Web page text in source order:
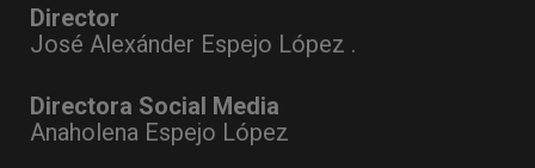
Director
José Alexánder Espejo López .
Directora Social Media
Anaholena Espejo López